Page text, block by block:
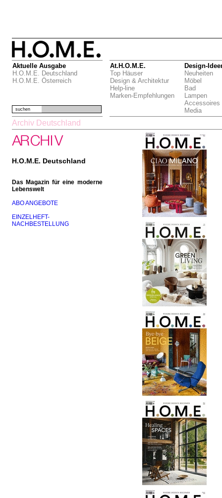
Aktuelle Ausgabe
H.O.M.E. Deutschland
H.O.M.E. Österreich
At.H.O.M.E.
Top Häuser
Design & Architektur
Help-line
Marken-Empfehlungen
Design-
Neuheiten
Möbel
Bad
Lampen
Accessoires
Media
suchen
Archiv Deutschland
H.O.M.E. Deutschland
Das Magazin für eine moderne
Lebenswelt
ABO ANGEBOTE
EINZELHEFT-
NACHBESTELLUNG